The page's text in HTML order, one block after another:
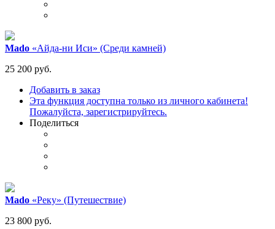
Mado «Айда-ни Иси» (Среди камней)
25 200 руб.
Добавить в заказ
Эта функция доступна только из личного кабинета!
Пожалуйста, зарегистрируйтесь.
Поделиться
Mado «Реку» (Путешествие)
23 800 руб.